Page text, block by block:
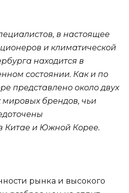
в настоящее
и климатической
находится в
состоянии. Как и по
представлено около двух
мировых брендов, чьи
Китае и Южной Корее.
рынка и высокого